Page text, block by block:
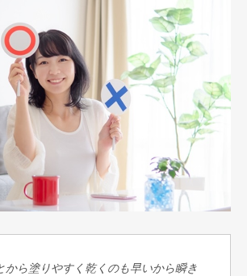
から塗りやすく乾くのも早いから瞬き